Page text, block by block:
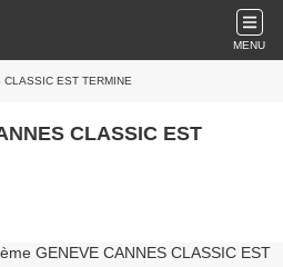
MENU
EST TERMINE
CLASSIC EST